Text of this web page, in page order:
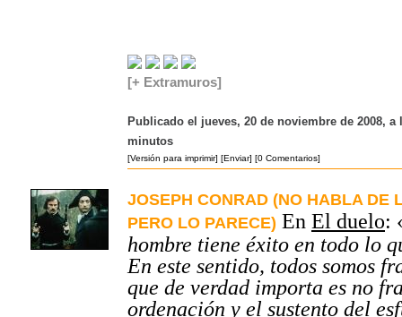
[+ Extramuros]
Publicado el jueves, 20 de noviembre de 2008, a
minutos
[Versión para imprimir] [Enviar] [0 Comentarios]
JOSEPH CONRAD (NO HABLA DE
PERO LO PARECE) En El duelo:
hombre tiene éxito en todo lo
En este sentido, todos somos
que de verdad importa es no
ordenación y el sustento del